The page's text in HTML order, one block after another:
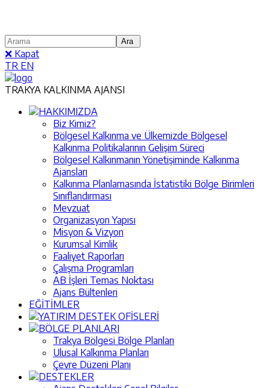
❌ Kapat
TR EN
TRAKYA KALKINMA AJANSI
HAKKIMIZDA
Biz Kimiz?
Bölgesel Kalkınma ve Ülkemizde Bölgesel
Kalkınma Politikalarının Gelişim Süreci
Bölgesel Kalkınmanın Yönetişiminde Kalkınma
Ajansları
Kalkınma Planlamasında İstatistiki Bölge Birimleri
Sınıflandırması
Mevzuat
Organizasyon Yapısı
Misyon & Vizyon
Kurumsal Kimlik
Faaliyet Raporları
Çalışma Programları
AB İşleri Temas Noktası
Ajans Bültenleri
EĞİTİMLER
YATIRIM DESTEK OFİSLERİ
BÖLGE PLANLARI
Trakya Bölgesi Bölge Planları
Ulusal Kalkınma Planları
Çevre Düzeni Planı
DESTEKLER